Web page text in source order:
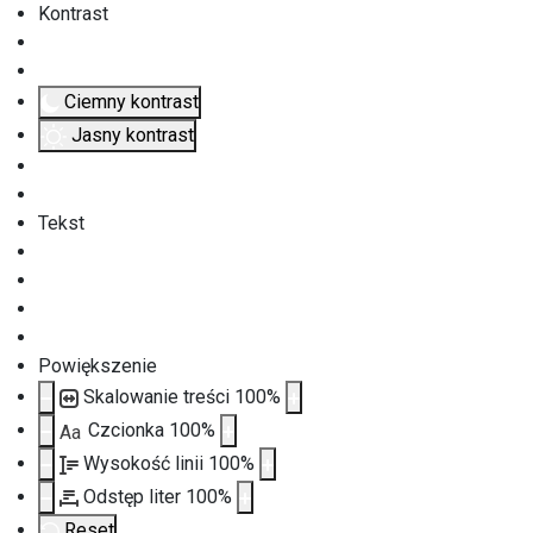
Kontrast
Ciemny kontrast
Jasny kontrast
Tekst
Powiększenie
Skalowanie treści 100%
Aa Czcionka 100%
Wysokość linii 100%
Odstęp liter 100%